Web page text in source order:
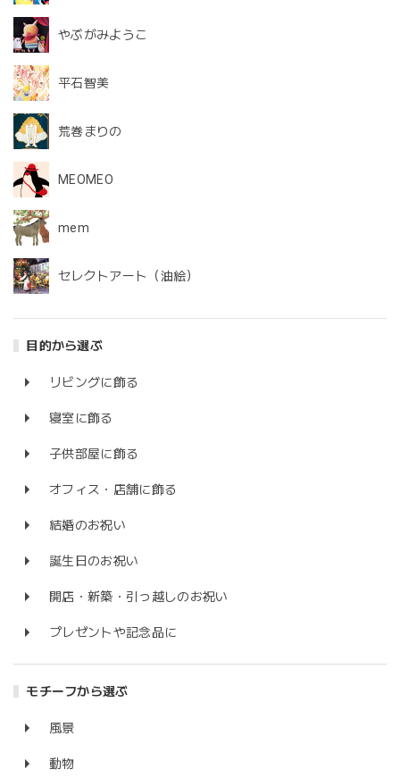
やぶがみようこ
平石智美
荒巻まりの
MEOMEO
mem
セレクトアート（油絵）
目的から選ぶ
リビングに飾る
寝室に飾る
子供部屋に飾る
オフィス・店舗に飾る
結婚のお祝い
誕生日のお祝い
開店・新築・引っ越しのお祝い
プレゼントや記念品に
モチーフから選ぶ
風景
動物